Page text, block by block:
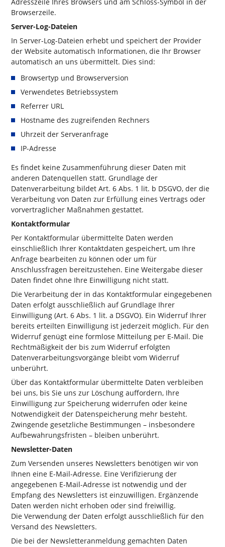
Browserzeile.
Server-Log-Dateien
In Server-Log-Dateien erhebt und speichert der Provider
der Website automatisch Informationen, die Ihr Browser
automatisch an uns übermittelt. Dies sind:
Browsertyp und Browserversion
Verwendetes Betriebssystem
Referrer URL
Hostname des zugreifenden Rechners
Uhrzeit der Serveranfrage
IP-Adresse
Es findet keine Zusammenführung dieser Daten mit
anderen Datenquellen statt. Grundlage der
Datenverarbeitung bildet Art. 6 Abs. 1 lit. b DSGVO, der die
Verarbeitung von Daten zur Erfüllung eines Vertrags oder
vorvertraglicher Maßnahmen gestattet.
Kontaktformular
Per Kontaktformular übermittelte Daten werden
einschließlich Ihrer Kontaktdaten gespeichert, um Ihre
Anfrage bearbeiten zu können oder um für
Anschlussfragen bereitzustehen. Eine Weitergabe dieser
Daten findet ohne Ihre Einwilligung nicht statt.
Die Verarbeitung der in das Kontaktformular eingegebenen
Daten erfolgt ausschließlich auf Grundlage Ihrer
Einwilligung (Art. 6 Abs. 1 lit. a DSGVO). Ein Widerruf Ihrer
bereits erteilten Einwilligung ist jederzeit möglich. Für den
Widerruf genügt eine formlose Mitteilung per E-Mail. Die
Rechtmäßigkeit der bis zum Widerruf erfolgten
Datenverarbeitungsvorgänge bleibt vom Widerruf
unberührt.
Über das Kontaktformular übermittelte Daten verbleiben
bei uns, bis Sie uns zur Löschung auffordern, Ihre
Einwilligung zur Speicherung widerrufen oder keine
Notwendigkeit der Datenspeicherung mehr besteht.
Zwingende gesetzliche Bestimmungen – insbesondere
Aufbewahrungsfristen – bleiben unberührt.
Newsletter-Daten
Zum Versenden unseres Newsletters benötigen wir von
Ihnen eine E-Mail-Adresse. Eine Verifizierung der
angegebenen E-Mail-Adresse ist notwendig und der
Empfang des Newsletters ist einzuwilligen. Ergänzende
Daten werden nicht erhoben oder sind freiwillig.
Die Verwendung der Daten erfolgt ausschließlich für den
Versand des Newsletters.
Die bei der Newsletteranmeldung gemachten Daten